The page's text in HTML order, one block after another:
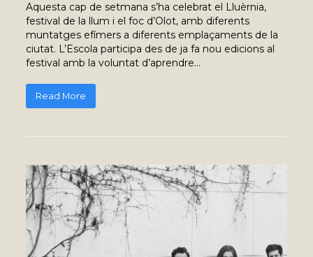
Aquesta cap de setmana s’ha celebrat el Lluèrnia,
festival de la llum i el foc d’Olot, amb diferents
muntatges efímers a diferents emplaçaments de la
ciutat. L’Escola participa des de ja fa nou edicions al
festival amb la voluntat d’aprendre…
Read More